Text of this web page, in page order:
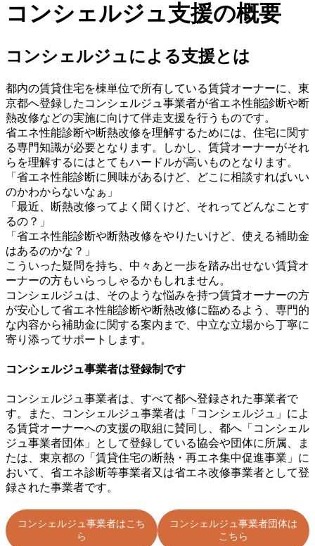
コンシェルジュ支援の概要
コンシェルジュによる支援とは
都内の賃貸住宅を棟単位で所有している賃貸オーナーに、東
京都へ登録したコンシェルジュ事業者が省エネ性能診断や断
熱改修などの実施に向けて伴走支援を行うものです。
省エネ性能診断や断熱改修を理解するためには、住宅に関す
る専門知識が必要となります。しかし、賃貸オーナーがそれ
らを理解するにはとてもハードルが高いものとなります。
「省エネ性能診断に興味があるけど、どこに相談すればいい
のかわからないなぁ」
「最近、断熱改修ってよく聞くけど、それってどんなことす
るの？」
「省エネ性能診断や断熱改修をやりたいけど、使える補助金
はあるのかな？」
こういった疑問を持ち、中々あと一歩を踏み出せない賃貸オ
ーナーの方もいらっしゃるかもしれません。
コンシェルジュは、そのような悩みを持つ賃貸オーナーの方
が安心して省エネ性能診断や断熱改修に臨めるよう、専門的
な内容から補助金に関する案内まで、中立な立場から丁寧に
寄り添ってサポートします。
コンシェルジュ事業者は登録制です
コンシェルジュ事業者は、すべて都へ登録された事業者で
す。また、コンシェルジュ事業者は「コンシェルジュ」によ
る賃貸オーナーへの支援の取組に賛同し、都へ「コンシェル
ジュ事業者団体」として登録している協会や団体に所属、ま
たは、東京都の「賃貸住宅の断熱・再エネ集中促進事業」に
おいて、省エネ診断等事業者又は省エネ改修事業者として登
録された事業者です。
コンシェルジュ事業者はこち
ら
コンシェルジュ事業者団体は
こちら